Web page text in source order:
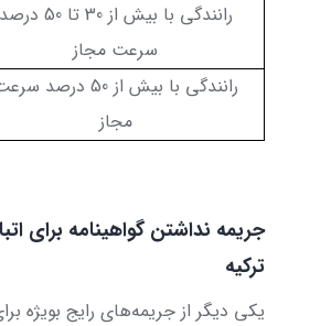
رانندگی با بیش از 30 تا 50 درصد
سرعت مجاز
رانندگی با بیش از 50 درصد
مجاز
جریمه نداشتن گواهینامه برای
ترکیه
یکی دیگر از جریمه‌های رایج بویژه